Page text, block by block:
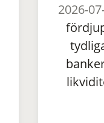
2026-